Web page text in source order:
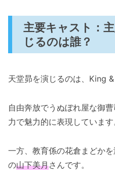
主要キャスト：
じるのは誰？
天堂昴を演じるのは、King
自由奔放でうぬぼれ屋な御
力で魅力的に表現しています
一方、教育係の花倉まどか
の山下美月さんです。